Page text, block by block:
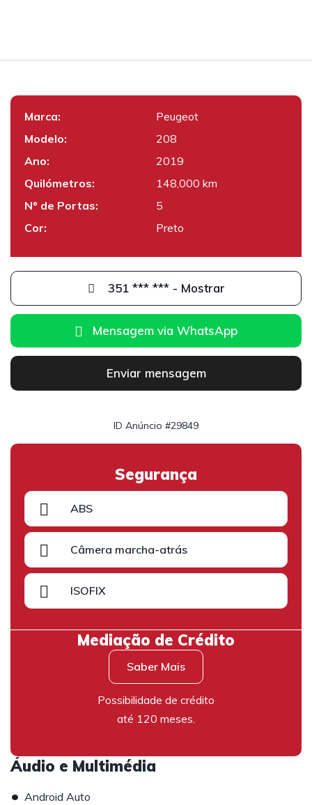
Marca:
Peugeot
Modelo:
208
Ano:
2019
Quilómetros:
148,000 km
Nº de Portas:
5
Cor:
Preto
351 *** *** - Mostrar
Mensagem via WhatsApp
Enviar mensagem
ID Anúncio #29849
Segurança
ABS
Câmera marcha-atrás
ISOFIX
Mediação de Crédito
Saber Mais
Possibilidade de crédito
até 120 meses.
Áudio e Multimédia
• Android Auto